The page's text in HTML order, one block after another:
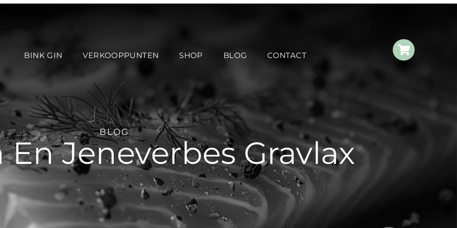
BINK GIN VERKOOPPUNTEN SHOP BLOG CONTACT
BLOG
Jeneverbes Gravlax